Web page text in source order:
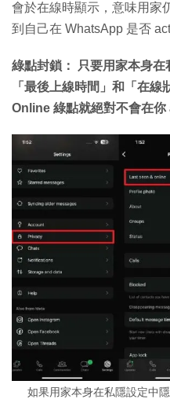
會於在線時顯示，意味用家
到自己在 WhatsApp 是否
綠點封鎖： 只要用家本身
「最後上線時間」和「在
Online 綠點就絕對不會在你
如果用家本身在私隱設定中